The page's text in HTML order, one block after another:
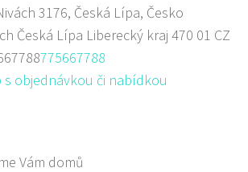
3176, Česká Lípa, Česko
Česká Lípa Liberecký kraj 470 01 CZ
775667788
s objednávkou či nabídkou
Vám domů